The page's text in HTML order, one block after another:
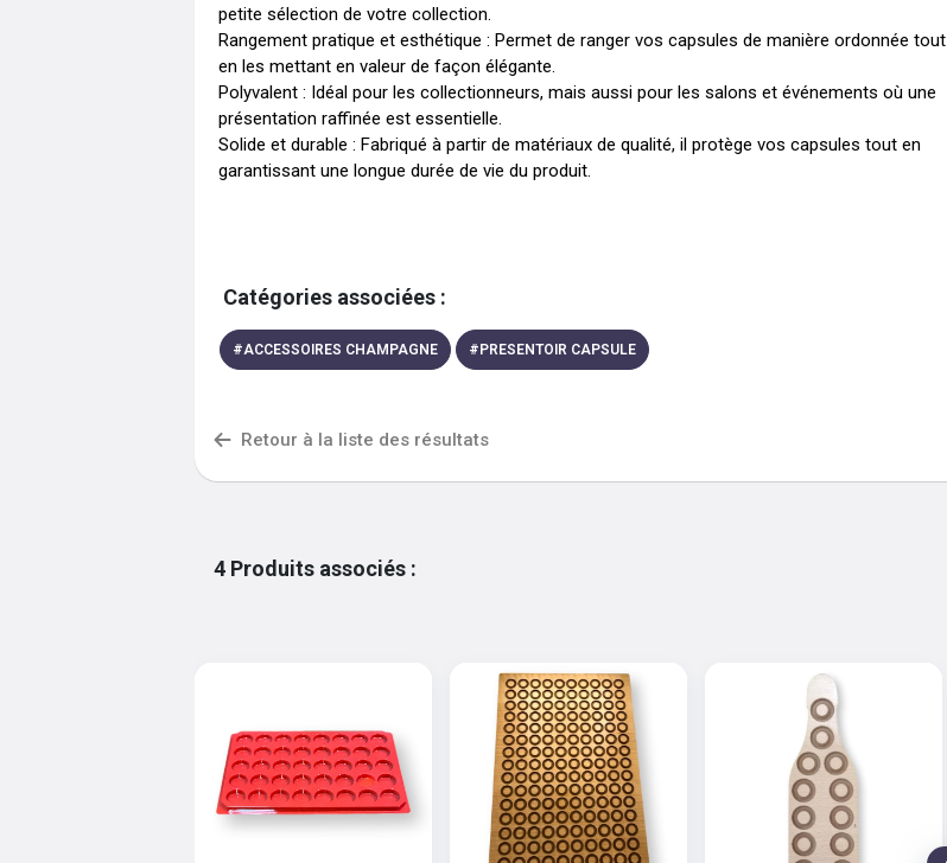
petite sélection de votre collection.
Rangement pratique et esthétique : Permet de ranger vos capsules de manière ordonnée tout
en les mettant en valeur de façon élégante.
Polyvalent : Idéal pour les collectionneurs, mais aussi pour les salons et événements où une
présentation raffinée est essentielle.
Solide et durable : Fabriqué à partir de matériaux de qualité, il protège vos capsules tout en
garantissant une longue durée de vie du produit.
Catégories associées :
#ACCESSOIRES CHAMPAGNE # PRESENTOIR CAPSULE
Retour à la liste des résultats
4 Produits associés :